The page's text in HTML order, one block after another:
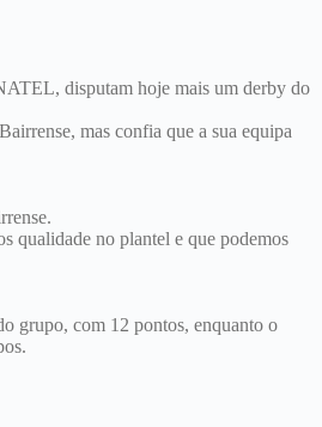
disputam hoje mais um derby do
mas confia que a sua equipa
qualidade no plantel e que podemos
grupo, com 12 pontos, enquanto o